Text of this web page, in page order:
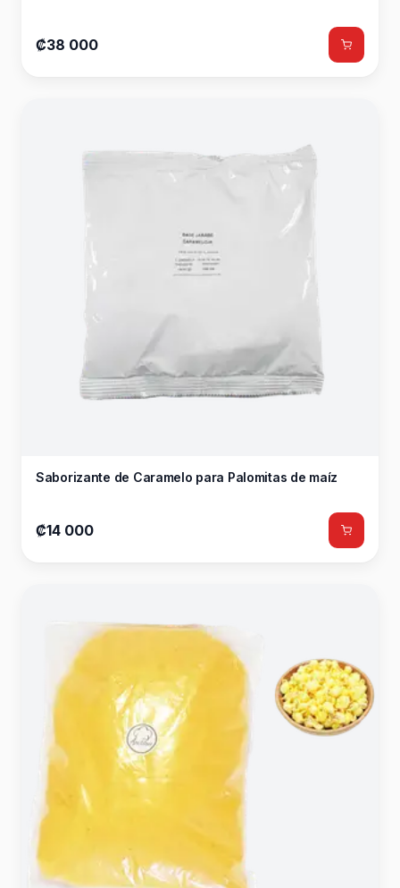
₡38 000
Saborizante de Caramelo para Palomitas de maíz
₡14 000